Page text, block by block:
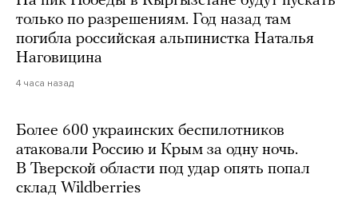
только по разрешениям. Год назад там
погибла российская альпинистка Наталья
Наговицина
4 часа назад
Более 600 украинских беспилотников
атаковали Россию и Крым за одну ночь.
В Тверской области под удар опять попал
склад Wildberries